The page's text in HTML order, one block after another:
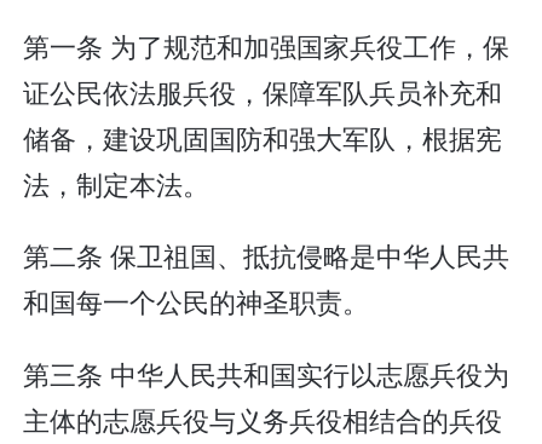
第一条 为了规范和加强国家兵役工作，保
证公民依法服兵役，保障军队兵员补充和
储备，建设巩固国防和强大军队，根据宪
法，制定本法。
第二条 保卫祖国、抵抗侵略是中华人民共
和国每一个公民的神圣职责。
第三条 中华人民共和国实行以志愿兵役为
主体的志愿兵役与义务兵役相结合的兵役